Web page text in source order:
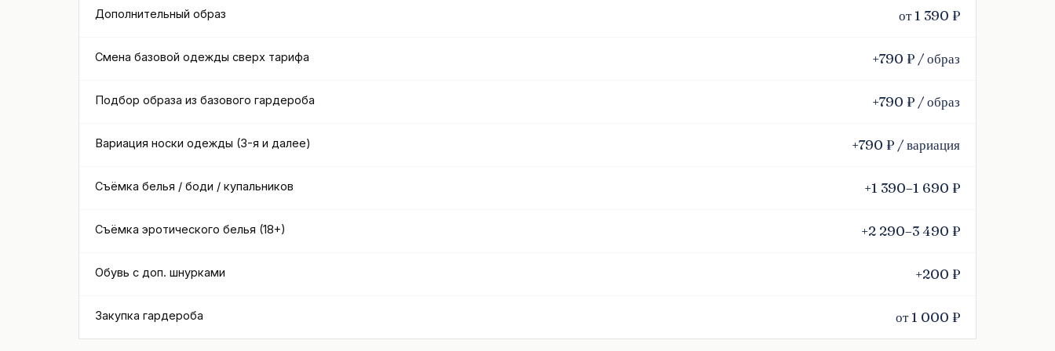
Дополнительный образ от 1 390 ₽
Смена базовой одежды сверх тарифа +790 ₽ / образ
Подбор образа из базового гардероба +790 ₽ / образ
Вариация носки одежды (3-я и далее) +790 ₽ / вариация
Съёмка белья / боди / купальников +1 390–1 690 ₽
Съёмка эротического белья (18+) +2 290–3 490 ₽
Обувь с доп. шнурками +200 ₽
Закупка гардероба от 1 000 ₽